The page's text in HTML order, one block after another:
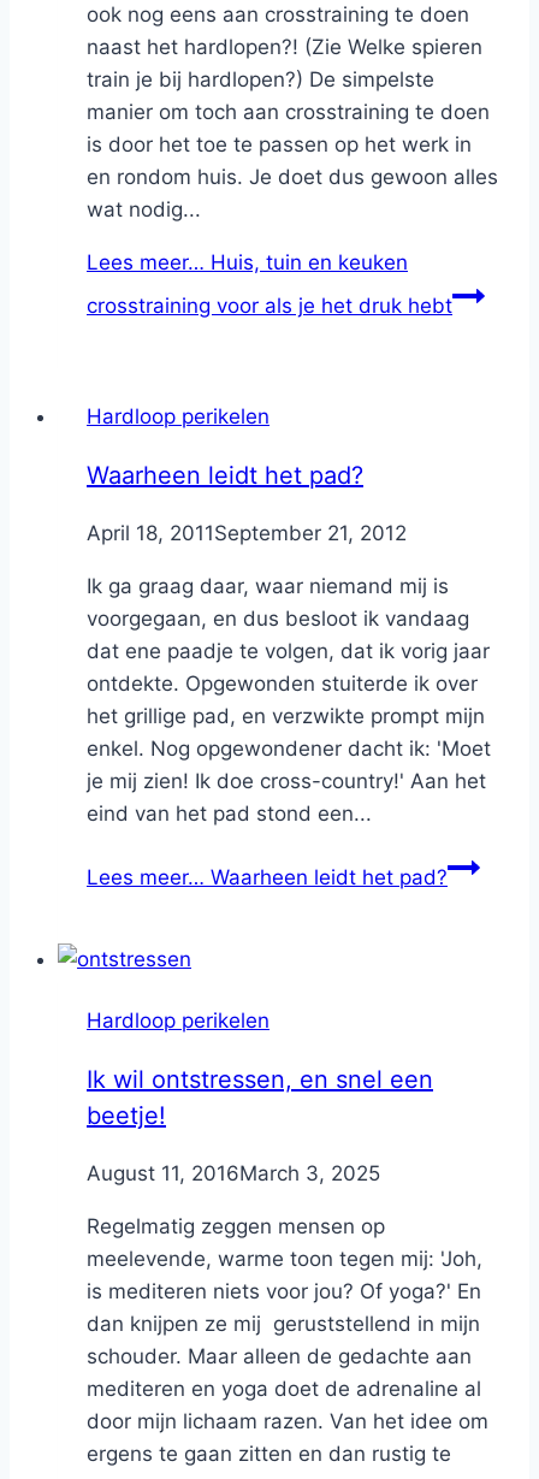
ook nog eens aan crosstraining te doen
naast het hardlopen?! (Zie Welke spieren
train je bij hardlopen?) De simpelste
manier om toch aan crosstraining te doen
is door het toe te passen op het werk in
en rondom huis. Je doet dus gewoon alles
wat nodig...
Lees meer… Huis, tuin en keuken
crosstraining voor als je het druk hebt
Hardloop perikelen
Waarheen leidt het pad?
ByNicole
April 18, 2011September 21, 2012
Ik ga graag daar, waar niemand mij is
voorgegaan, en dus besloot ik vandaag
dat ene paadje te volgen, dat ik vorig jaar
ontdekte. Opgewonden stuiterde ik over
het grillige pad, en verzwikte prompt mijn
enkel. Nog opgewondener dacht ik: 'Moet
je mij zien! Ik doe cross-country!' Aan het
eind van het pad stond een...
Lees meer… Waarheen leidt het pad?
Hardloop perikelen
Ik wil ontstressen, en snel een
beetje!
ByNicole
August 11, 2016March 3, 2025
Regelmatig zeggen mensen op
meelevende, warme toon tegen mij: 'Joh,
is mediteren niets voor jou? Of yoga?' En
dan knijpen ze mij geruststellend in mijn
schouder. Maar alleen de gedachte aan
mediteren en yoga doet de adrenaline al
door mijn lichaam razen. Van het idee om
ergens te gaan zitten en dan rustig te